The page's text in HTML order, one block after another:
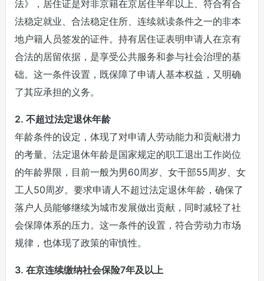
法》，居住证是对非京籍在京居住半年以上、符合有合
法稳定就业、合法稳定住所、连续就读条件之一的非本
地户籍人员签发的证件。持有居住证表明申请人在京有
合法的居留依据，是享受公共服务和参与社会治理的基
础。这一条件设置，既保障了申请人基本权益，又明确
了其应承担的义务。
2. 不超过法定退休年龄
年龄条件的设定，体现了对申请人劳动能力和贡献潜力
的考量。法定退休年龄是国家规定的职工退出工作岗位
的年龄界限，目前一般为男60周岁、女干部55周岁、女
工人50周岁。要求申请人不超过法定退休年龄，确保了
落户人员能够继续为城市发展做出贡献，同时减轻了社
会保障体系的压力。这一条件的设置，符合劳动力市场
规律，也体现了政策的审慎性。
3. 在京连续缴纳社会保险7年及以上